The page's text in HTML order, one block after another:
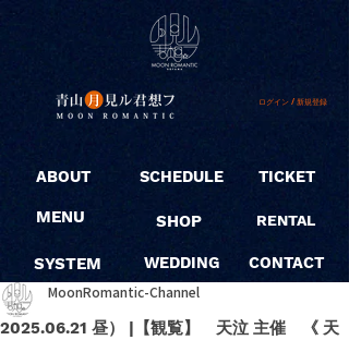
ログイン / 新規登録
ABOUT
MENU
SYSTEM
SCHEDULE
SHOP
WEDDING
TICKET
RENTAL
CONTACT
2025.06.21 昼） |【観覧】 天泣 主催 《 天
MoonRomantic-Channel